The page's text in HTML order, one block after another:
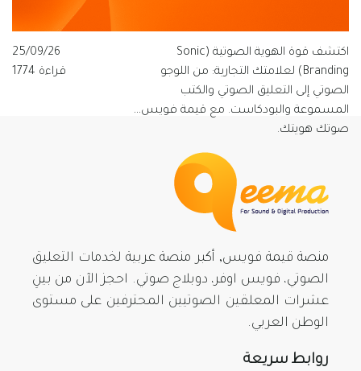
اكتشف قوة الهوية الصوتية (Sonic
Branding) لعلامتك التجارية: من اللوجو
الصوتي إلى التعليق الصوتي والكتب
المسموعة والبودكاست. مع قيمة فويس…
صوتك هويتك.
25/09/26
قراءة 1774
منصة قيمة فويس, أكبر منصة عربية لخدمات التعليق
الصوتي، فويس اوفر، دوبلاج صوتي. احجز الآن من بينِ
عشرات المعلقين الصوتيين المحترفين على مستوى
الوطن العربي.
روابط سريعة